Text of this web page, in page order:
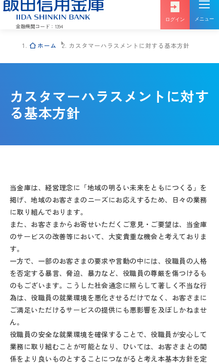
金融機関コード：1394
ログイン
ログイン
インターネット
サービス
ログイン
サービス
メニュー
ホーム カスタマーハラスメントに対する基本方針
カスタマーハラスメントに対す
る基本方針
当金庫は、経営理念に「地域の明るい未来をともにつくる」を
掲げ、地域のお客さまのニーズにお応えするため、日々の業務
に取り組んでおります。
また、お客さまからお寄せいただくご意見・ご要望は、当金庫
のサービスの改善等において、大変貴重な機会と考えておりま
す。
一方で、一部のお客さまの要求や言動の中には、役職員の人格
を否定する暴言、脅迫、暴力など、役職員の尊厳を傷つけるも
のもございます。こうした社会通念に照らして著しく不当な行
為は、役職員の就業環境を悪化させるだけでなく、お客さまに
ご満足いただけるサービスの提供にも悪影響を及ぼしかねませ
ん。
役職員の安全な就業環境を確保することで、役職員が安心して
業務に取り組むことが可能となり、ひいては、お客さまとの関
係をより良いものとすることにつながると考え本基本方針を定